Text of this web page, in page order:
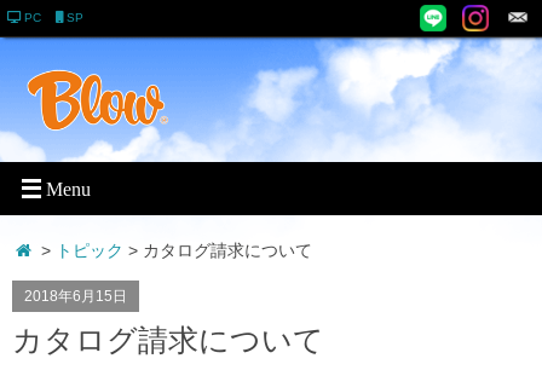
PC SP
> トピック > カタログ請求について
2018年6月15日
カタログ請求について